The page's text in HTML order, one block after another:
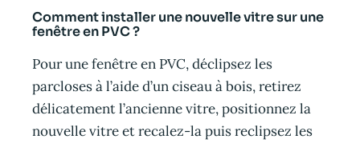
Comment installer une nouvelle vitre sur une
fenêtre en PVC ?
Pour une fenêtre en PVC, déclipsez les
parcloses à l’aide d’un ciseau à bois, retirez
délicatement l’ancienne vitre, positionnez la
nouvelle vitre et recalez-la puis reclipsez les